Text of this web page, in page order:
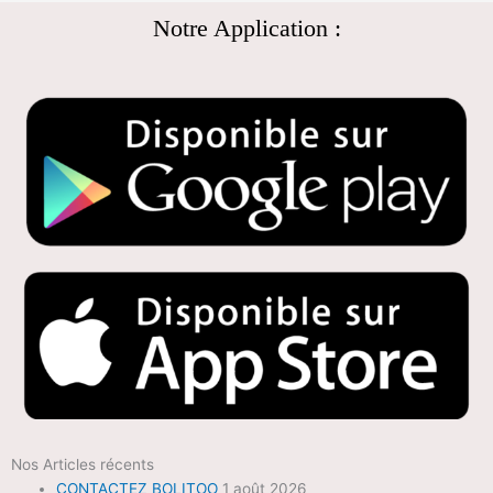
Notre Application :
Nos Articles récents
CONTACTEZ BOLITOO 1 août 2026